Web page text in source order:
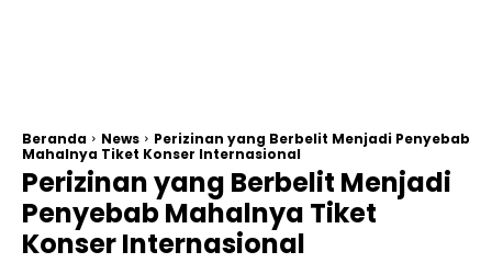
Beranda News
Perizinan yang Berbelit Menjadi Penyebab
Mahalnya Tiket Konser Internasional
Perizinan yang Berbelit Menjadi
Penyebab Mahalnya Tiket
Konser Internasional